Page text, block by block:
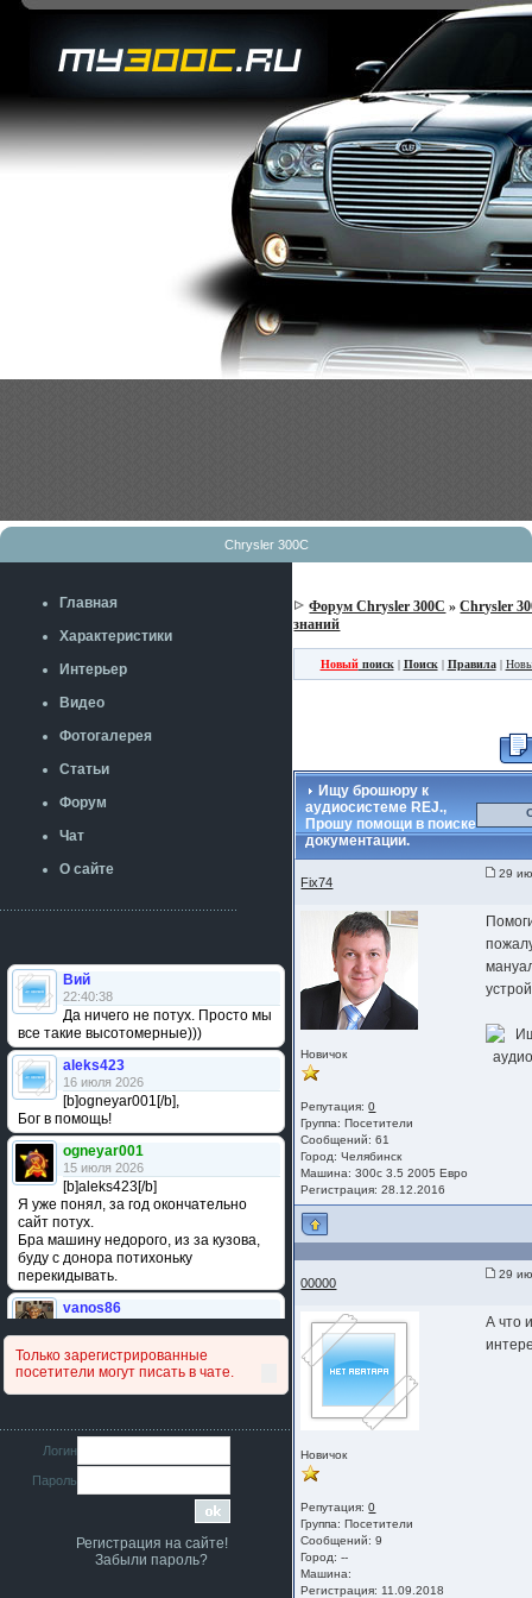
Chrysler 300C
Главная
Характеристики
Интерьер
Видео
Фотогалерея
Статьи
Форум
Чат
О сайте
Вий
22:40:38
Да ничего не потух. Просто мы
все такие высотомерные)))
aleks423
16 июля 2026
[b]ogneyar001[/b],
Бог в помощь!
ogneyar001
15 июля 2026
[b]aleks423[/b]
Я уже понял, за год окончательно
сайт потух.
Бра машину недорого, из за кузова,
буду с донора потихоньку
перекидывать.
vanos86
сравнивал подушку акпп бензиновой и
дизельной машины намера
4578063AG и 4578061AG? По фото
iMrCoffeeBLR4
11 июля 2026
[b]era124[/b],
Ага понял буду знать спасибо
era124
7 июля 2026
Только зарегистрированные
посетители могут писать в чате.
Логин
Пароль
Регистрация на сайте!
Забыли пароль?
Форум Chrysler 300C »Chrysler
знаний
Новыйпоиск| Поиск| Правила|
Ищу брошюру к
аудиосистеме REJ.,
Прошу помощи в поиске
документации.
Fix74
29
Новичок
Репутация:0
Группа:Посетители
Сообщений: 61
Город: Челябинск
Машина: 300с 3.5 2005 Евро
Регистрация: 28.12.2016
00000
29
Новичок
Репутация:0
Группа:Посетители
Сообщений: 9
Город: --
Машина:
Регистрация: 11.09.2018
А что